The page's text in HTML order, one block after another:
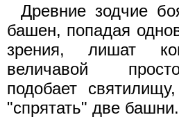
Древние зодчие
башен, попадая
зрения, лишат
величавой
подобает
"спрятать" две башни.